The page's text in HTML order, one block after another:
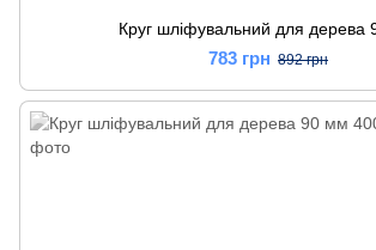
Круг шліфувальний для дерева
783 грн 892 грн